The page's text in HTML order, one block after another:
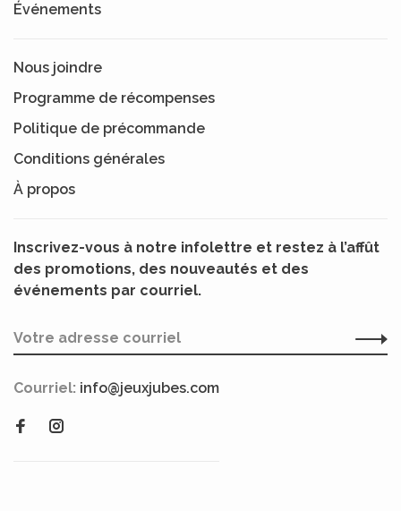
Événements
Nous joindre
Programme de récompenses
Politique de précommande
Conditions générales
À propos
Inscrivez-vous à notre infolettre et restez à l’affût
des promotions, des nouveautés et des
événements par courriel.
Courriel: info@jeuxjubes.com